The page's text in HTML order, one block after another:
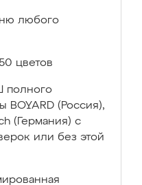
любого
цветов
полного
BOYARD (Россия),
(Германия) с
или без этой